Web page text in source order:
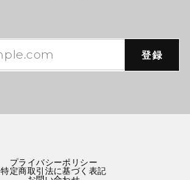
登録
プライバシーポリシー
特定商取引法に基づく表記